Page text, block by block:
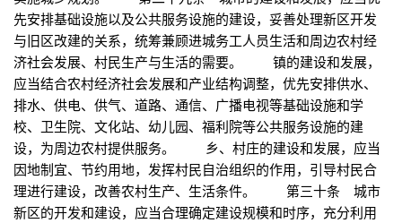
先安排基础设施以及公共服务设施的建设，妥善处理新区开发
与旧区改建的关系，统筹兼顾进城务工人员生活和周边农村经
济社会发展、村民生产与生活的需要。 镇的建设和发展，
应当结合农村经济社会发展和产业结构调整，优先安排供水、
排水、供电、供气、道路、通信、广播电视等基础设施和学
校、卫生院、文化站、幼儿园、福利院等公共服务设施的建
设，为周边农村提供服务。 乡、村庄的建设和发展，应当
因地制宜、节约用地，发挥村民自治组织的作用，引导村民合
理进行建设，改善农村生产、生活条件。 第三十条 城市
新区的开发和建设，应当合理确定建设规模和时序，充分利用